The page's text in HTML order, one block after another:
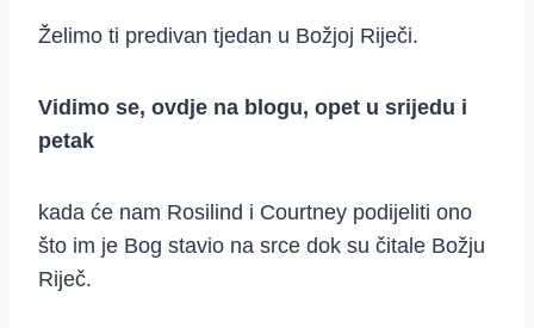
Želimo ti predivan tjedan u Božjoj Riječi.
Vidimo se, ovdje na blogu, opet u srijedu i
petak
kada će nam Rosilind i Courtney podijeliti ono
što im je Bog stavio na srce dok su čitale Božju
Riječ.